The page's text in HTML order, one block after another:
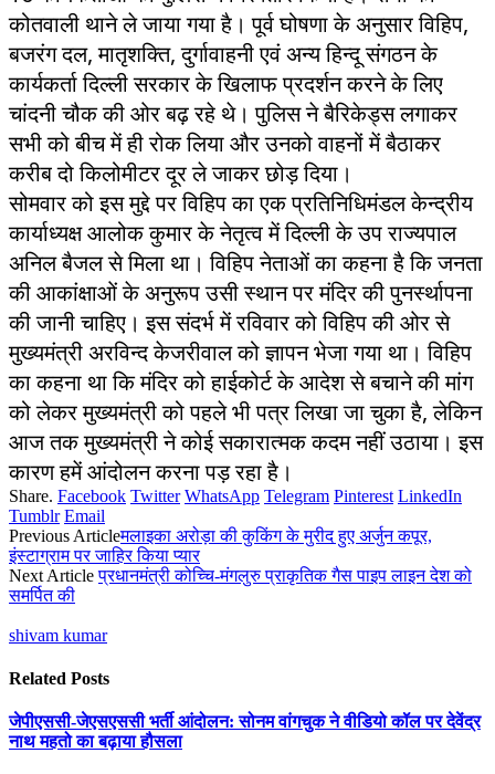
कोतवाली थाने ले जाया गया है। पूर्व घोषणा के अनुसार विहिप,
बजरंग दल, मातृशक्ति, दुर्गावाहनी एवं अन्य हिन्दू संगठन के
कार्यकर्ता दिल्ली सरकार के खिलाफ प्रदर्शन करने के लिए
चांदनी चौक की ओर बढ़ रहे थे। पुलिस ने बैरिकेड्स लगाकर
सभी को बीच में ही रोक लिया और उनको वाहनों में बैठाकर
करीब दो किलोमीटर दूर ले जाकर छोड़ दिया।
सोमवार को इस मुद्दे पर विहिप का एक प्रतिनिधिमंडल केन्द्रीय
कार्याध्यक्ष आलोक कुमार के नेतृत्व में दिल्ली के उप राज्यपाल
अनिल बैजल से मिला था। विहिप नेताओं का कहना है कि जनता
की आकांक्षाओं के अनुरूप उसी स्थान पर मंदिर की पुनर्स्थापना
की जानी चाहिए। इस संदर्भ में रविवार को विहिप की ओर से
मुख्यमंत्री अरविन्द केजरीवाल को ज्ञापन भेजा गया था। विहिप
का कहना था कि मंदिर को हाईकोर्ट के आदेश से बचाने की मांग
को लेकर मुख्यमंत्री को पहले भी पत्र लिखा जा चुका है, लेकिन
आज तक मुख्यमंत्री ने कोई सकारात्मक कदम नहीं उठाया। इस
कारण हमें आंदोलन करना पड़ रहा है।
Share. Facebook Twitter WhatsApp Telegram Pinterest LinkedIn
Tumblr Email
Previous Articleमलाइका अरोड़ा की कुकिंग के मुरीद हुए अर्जुन कपूर,
इंस्टाग्राम पर जाहिर किया प्यार
Next Articleप्रधानमंत्री कोच्चि-मंगलुरु प्राकृतिक गैस पाइप लाइन देश को
समर्पित की
shivam kumar
Related Posts
जेपीएससी-जेएसएससी भर्ती आंदोलन: सोनम वांगचुक ने वीडियो कॉल पर देवेंद्र
नाथ महतो का बढ़ाया हौसला